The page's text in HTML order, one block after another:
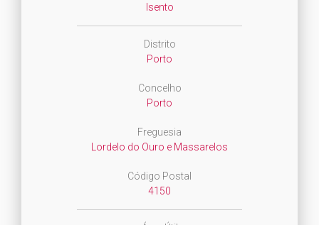
Isento
Distrito
Porto
Concelho
Porto
Freguesia
Lordelo do Ouro e Massarelos
Código Postal
4150